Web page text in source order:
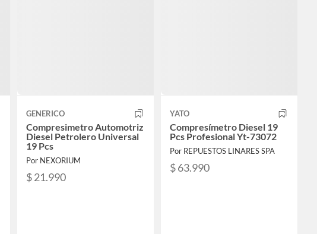
GENERICO
Compresimetro Automotriz
Diesel Petrolero Universal
19 Pcs
Por NEXORIUM
$ 21.990
YATO
Compresímetro Diesel 19
Pcs Profesional Yt-73072
Por REPUESTOS LINARES SPA
$ 63.990